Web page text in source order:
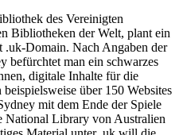
des Vereinigten
Bibliotheken der Welt, plant ein
Domain. Nach Angaben der
man ein schwarzes
digitale Inhalte für die
über 150 Websites
mit dem Ende der Spiele
National Library von Australien